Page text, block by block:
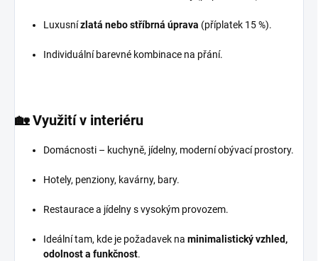
Luxusnízlatá nebo stříbrná úprava (příplatek 15 %).
Individuální barevné kombinace na přání.
🏡Využití v interiéru
Domácnosti – kuchyně, jídelny, moderní obývací prostory.
Hotely, penziony, kavárny, bary.
Restaurace a jídelny s vysokým provozem.
Ideální tam, kde je požadavek na minimalistický vzhled,
odolnost a funkčnost.